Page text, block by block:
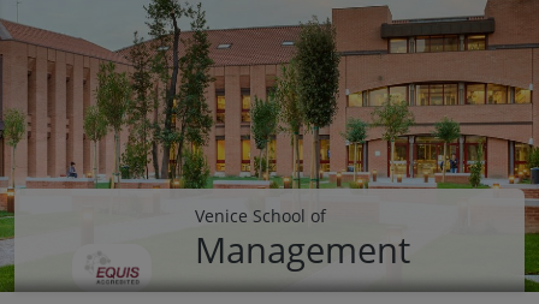
Venice School of
Management